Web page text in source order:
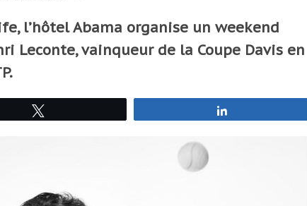
l’hôtel Abama organise un week­end
Leconte, vainqueur de la Coupe Davis en